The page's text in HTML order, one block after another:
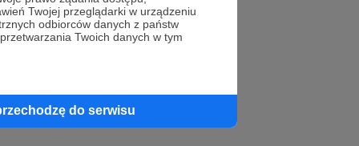
Twojej przeglądarki w urządzeniu
odbiorców danych z państw
Twoich danych w tym
do serwisu